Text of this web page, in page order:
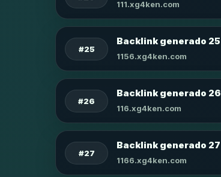
111.xg4ken.com
#25
Backlink generado 25
1156.xg4ken.com
#26
Backlink generado 26
116.xg4ken.com
#27
Backlink generado 27
1166.xg4ken.com